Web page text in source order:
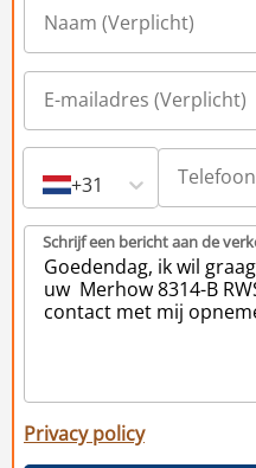
+31
Schrijf een bericht aan de
Privacy policy